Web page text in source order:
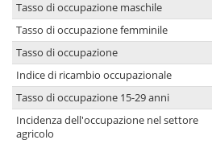
Tasso di occupazione maschile
Tasso di occupazione femminile
Tasso di occupazione
Indice di ricambio occupazionale
Tasso di occupazione 15-29 anni
Incidenza dell'occupazione nel settore
agricolo